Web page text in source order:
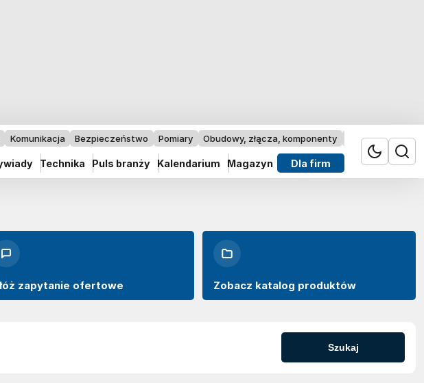
Komunikacja Bezpieczeństwo Pomiary Obudowy, złącza, komponenty Przemysł 4.0
Technika Puls branży Kalendarium Magazyn Dla firm
zapytanie ofertowe Zobacz katalog produktów
Szukaj